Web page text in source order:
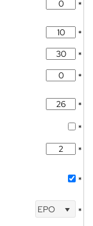
*
*
*
*
*
*
*
*
EPO *